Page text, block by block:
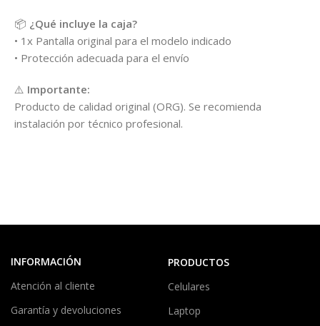
📦 ¿Qué incluye la caja?
• 1x Pantalla original para el modelo indicado
• Protección adecuada para el envío
⚠️ Importante:
Producto de calidad original (ORG). Se recomienda
instalación por técnico profesional.
INFORMACIÓN
Atención al cliente
Garantía y devoluciones
PRODUCTOS
Celulares
Laptop